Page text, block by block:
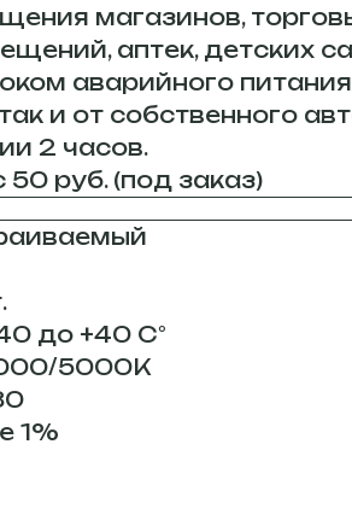
магазинов,
аптек, детских
аварийного
и от собственного
2 часов.
руб. (под заказ)
до +40 С°
5000К
1%